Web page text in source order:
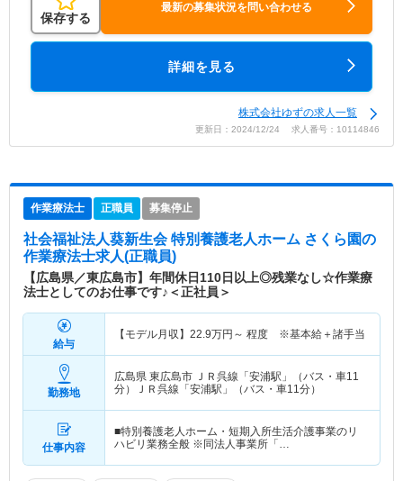
保存する
最新の募集状況を問い合わせる
詳細を見る
株式会社ゆずの求人一覧
更新日：2024/12/24 求人番号：10114846
作業療法士 正職員 募集停止
社会福祉法人葵新生会 特別養護老人ホーム さくら園の
作業療法士求人(正職員)
【広島県／東広島市】年間休日110日以上◎残業なし☆作業療
法士としてのお仕事です♪＜正社員＞
給与
【モデル月収】 22.9万円～ 程度 ※基本給＋諸手当
勤務地
広島県 東広島市 ＪＲ呉線「安浦駅」（バス・車11
分）ＪＲ呉線「安浦駅」（バス・車11分）
仕事内容
■特別養護老人ホーム・短期入所生活介護事業のリ
ハビリ業務全般 ※同法人事業所「…